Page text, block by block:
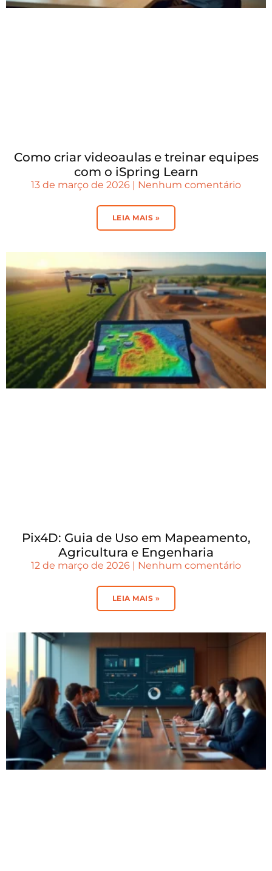
Como criar videoaulas e treinar equipes
com o iSpring Learn
13 de março de 2026 Nenhum comentário
LEIA MAIS »
Pix4D: Guia de Uso em Mapeamento,
Agricultura e Engenharia
12 de março de 2026 Nenhum comentário
LEIA MAIS »